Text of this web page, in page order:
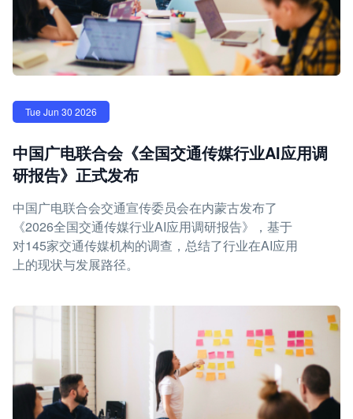
Tue Jun 30 2026
中国广电联合会《全国交通传媒行业AI应用调
研报告》正式发布
中国广电联合会交通宣传委员会在内蒙古发布了
《2026全国交通传媒行业AI应用调研报告》，基于
对145家交通传媒机构的调查，总结了行业在AI应用
上的现状与发展路径。